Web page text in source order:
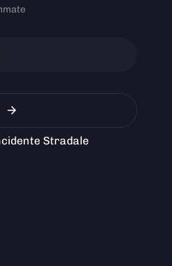
Stradale